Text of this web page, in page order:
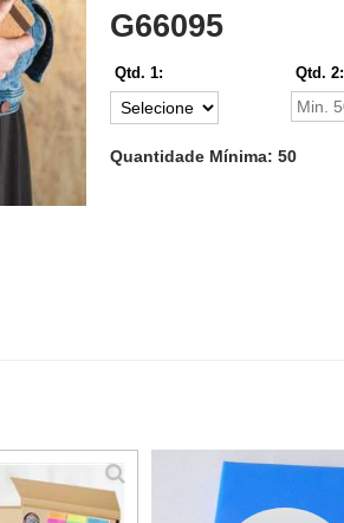
G66095
Qtd. 1: Qtd. 2:
Quantidade Mínima: 50